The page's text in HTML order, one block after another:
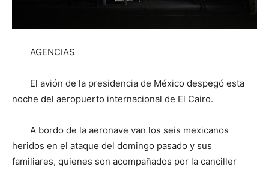
AGENCIAS
El avión de la presidencia de México despegó esta
noche del aeropuerto internacional de El Cairo.
A bordo de la aeronave van los seis mexicanos
heridos en el ataque del domingo pasado y sus
familiares, quienes son acompañados por la canciller